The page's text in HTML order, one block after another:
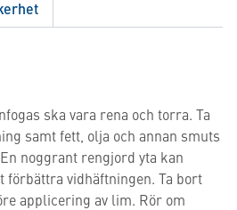
ska vara rena och torra. Ta
samt fett, olja och annan smuts
noggrant rengjord yta kan
förbättra vidhäftningen. Ta bort
applicering av lim. Rör om